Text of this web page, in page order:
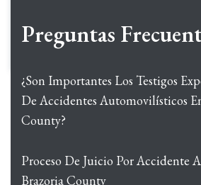
Preguntas
¿Son Importantes Los Testigos
De Accidentes Automovilísticos
County?
Proceso De Juicio Por Accidente
Brazoria County